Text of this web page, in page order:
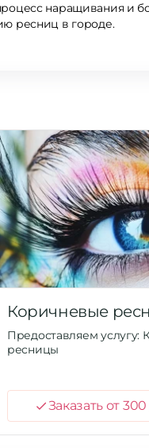
наращивания и
ресниц в городе.
Коричневые
Предоставляем услугу:
ресницы
Заказать от